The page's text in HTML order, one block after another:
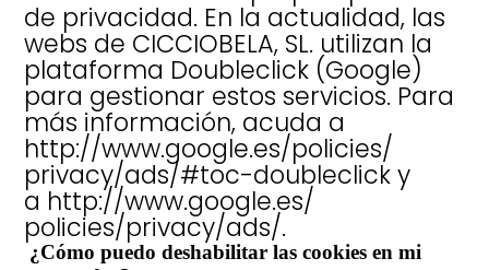
de privacidad. En la actualidad, las
webs de CICCIOBELA, SL. utilizan la
plataforma Doubleclick (Google)
para gestionar estos servicios. Para
más información, acuda a
http://www.google.es/policies/
privacy/ads/#toc-doubleclicky
a http://www.google.es/
policies/privacy/ads/.
¿Cómo puedo deshabilitar las cookies en mi